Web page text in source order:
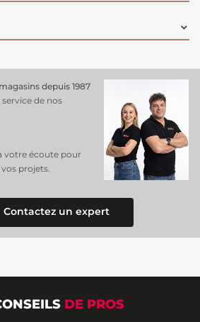
depuis 1987
service de nos
votre écoute pour
projets.
Contactez un expert
DE PROS